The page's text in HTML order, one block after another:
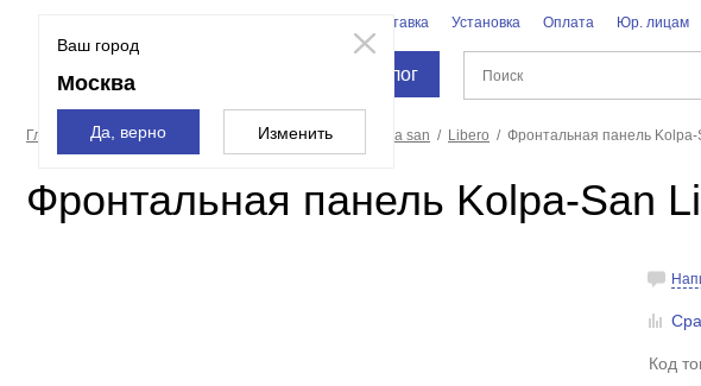
Ваш город
Москва
Да, верно Изменить
Доставка Установка Оплата Юр. лицам
Каталог
Главная страница Экраны для ванн Kolpa san Libero Фронтальная панель
Фронтальная панель Kolpa-San
Код